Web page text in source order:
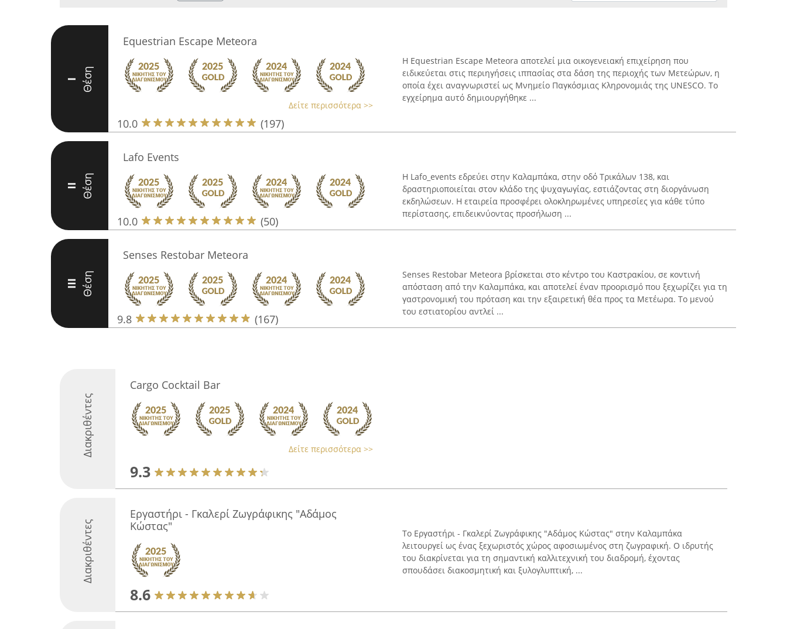
I Θέση
Equestrian Escape Meteora
Δείτε περισσότερα >>
10.0 (197)
Η Equestrian Escape Meteora αποτελεί μια οικογενειακή επιχείρηση που
ειδικεύεται στις περιηγήσεις ιππασίας στα δάση της περιοχής των Μετεώρων, η
οποία έχει αναγνωριστεί ως Μνημείο Παγκόσμιας Κληρονομιάς της UNESCO. Το
εγχείρημα αυτό δημιουργήθηκε ...
II Θέση
Lafo Events
10.0 (50)
Η Lafo_events εδρεύει στην Καλαμπάκα, στην οδό Τρικάλων 138, και
δραστηριοποιείται στον κλάδο της ψυχαγωγίας, εστιάζοντας στη διοργάνωση
εκδηλώσεων. Η εταιρεία προσφέρει ολοκληρωμένες υπηρεσίες για κάθε τύπο
περίστασης, επιδεικνύοντας προσήλωση ...
III Θέση
Senses Restobar Meteora
9.8 (167)
Senses Restobar Meteora βρίσκεται στο κέντρο του Καστρακίου, σε κοντινή
απόσταση από την Καλαμπάκα, και αποτελεί έναν προορισμό που ξεχωρίζει για τη
γαστρονομική του πρόταση και την εξαιρετική θέα προς τα Μετέωρα. Το μενού
του εστιατορίου αντλεί ...
Διακριθέντες
Cargo Cocktail Bar
Δείτε περισσότερα >>
9.3
Διακριθέντες
Εργαστήρι - Γκαλερί Ζωγράφικης "Αδάμος
Κώστας"
8.6
Το Εργαστήρι - Γκαλερί Ζωγράφικης "Αδάμος Κώστας" στην Καλαμπάκα
λειτουργεί ως ένας ξεχωριστός χώρος αφοσιωμένος στη ζωγραφική. Ο ιδρυτής
του διακρίνεται για τη σημαντική καλλιτεχνική του διαδρομή, έχοντας
σπουδάσει διακοσμητική και ξυλογλυπτική, ...